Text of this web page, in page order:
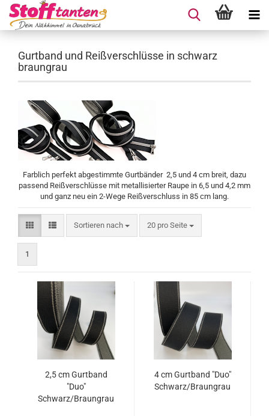
Gurtband und Reißverschlüsse in schwarz
braungrau
Farblich perfekt abgestimmte Gurtbänder 2,5 und 4 cm breit, dazu
passend Reißverschlüsse mit metallisierter Raupe in 6,5 und 4,2 mm
und ganz neu ein 2-Wege Reißverschluss in 85 cm lang.
Sortieren nach
Sortieren nach 20 pro Seite
pro Seite
1
2,5 cm Gurtband
"Duo"
Schwarz/Braungrau
4 cm Gurtband "Duo"
Schwarz/Braungrau